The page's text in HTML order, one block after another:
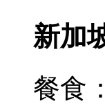
新加
餐食